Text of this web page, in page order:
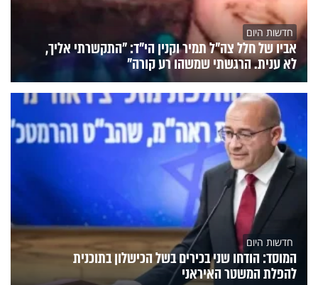
חדשות היום
אביו של חלל צה"ל תמיר וקנין הי"ד: "התקשרתי אליך,
לא ענית. הרגשתי שמשהו רע קורה"
חדשות היום
המוסד: הודחו שני בכירים בשל הכישלון בתוכנית
להפלת המשטר האיראני